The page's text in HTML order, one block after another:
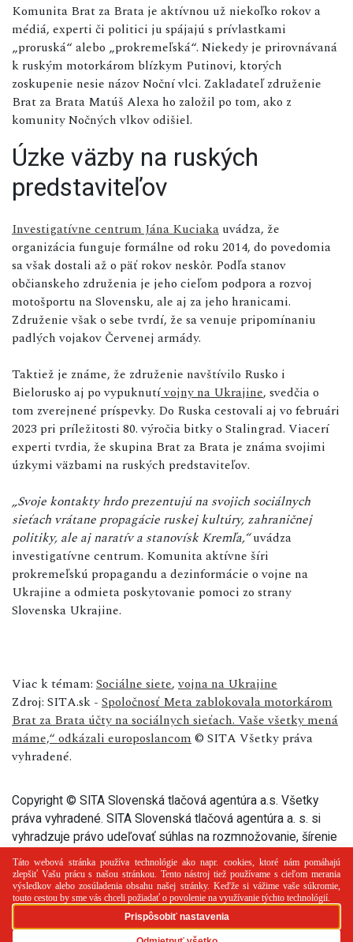
Komunita Brat za Brata je aktívnou už niekoľko rokov a
médiá, experti či politici ju spájajú s prívlastkami
„proruská“ alebo „prokremeľská“. Niekedy je prirovnávaná
k ruským motorkárom blízkym Putinovi, ktorých
zoskupenie nesie názov Noční vlci. Zakladateľ združenie
Brat za Brata Matúš Alexa ho založil po tom, ako z
komunity Nočných vlkov odišiel.
Úzke väzby na ruských
predstaviteľov
Investigatívne centrum Jána Kuciaka uvádza, že
organizácia funguje formálne od roku 2014, do povedomia
sa však dostali až o päť rokov neskôr. Podľa stanov
občianskeho združenia je jeho cieľom podpora a rozvoj
motošportu na Slovensku, ale aj za jeho hranicami.
Združenie však o sebe tvrdí, že sa venuje pripomínaniu
padlých vojakov Červenej armády.
Taktiež je známe, že združenie navštívilo Rusko i
Bielorusko aj po vypuknutívojny na Ukrajine, svedčia o
tom zverejnené príspevky. Do Ruska cestovali aj vo februári
2023 pri príležitosti 80. výročia bitky o Stalingrad. Viacerí
experti tvrdia, že skupina Brat za Brata je známa svojimi
úzkymi väzbami na ruských predstaviteľov.
„Svoje kontakty hrdo prezentujú na svojich sociálnych
sieťach vrátane propagácie ruskej kultúry, zahraničnej
politiky, ale aj naratív a stanovísk Kremľa,“uvádza
investigatívne centrum. Komunita aktívne šíri
prokremeľskú propagandu a dezinformácie o vojne na
Ukrajine a odmieta poskytovanie pomoci zo strany
Slovenska Ukrajine.
Viac k témam: Sociálne siete,vojna na Ukrajine
Zdroj: SITA.sk - Spoločnosť Meta zablokovala motorkárom
Brat za Brata účty na sociálnych sieťach. Vaše všetky mená
máme,“ odkázali europoslancom © SITA Všetky práva
vyhradené.
Copyright © SITA Slovenská tlačová agentúra a.s. Všetky
práva vyhradené. SITA Slovenská tlačová agentúra a. s. si
vyhradzuje právo udeľovať súhlas na rozmnožovanie, šírenie